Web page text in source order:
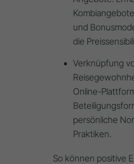
und
die
Verknüpfung
Online-
persönliche
Praktiken.
So können positive